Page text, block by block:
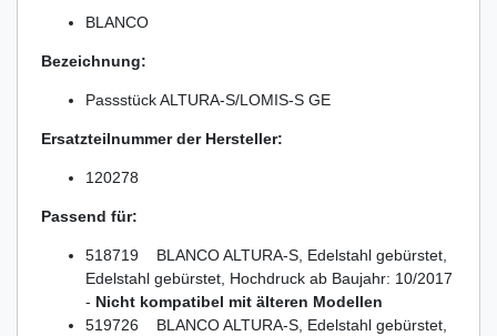
BLANCO
Bezeichnung:
Passstück ALTURA-S/LOMIS-S GE
Ersatzteilnummer der Hersteller:
120278
Passend für:
518719 BLANCO ALTURA-S, Edelstahl gebürstet,
Edelstahl gebürstet, Hochdruck ab Baujahr: 10/2017
- Nicht kompatibel mit älteren Modellen
519726 BLANCO ALTURA-S, Edelstahl gebürstet,